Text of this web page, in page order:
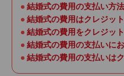
結婚式の費用の支払い方法
結婚式の費用はクレジッ
結婚式の費用をクレジッ
結婚式の費用の支払いに
結婚式の費用の支払いは